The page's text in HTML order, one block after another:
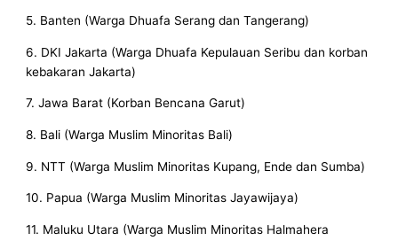
5. Banten (Warga Dhuafa Serang dan Tangerang)
6. DKI Jakarta (Warga Dhuafa Kepulauan Seribu dan korban
kebakaran Jakarta)
7. Jawa Barat (Korban Bencana Garut)
8. Bali (Warga Muslim Minoritas Bali)
9. NTT (Warga Muslim Minoritas Kupang, Ende dan Sumba)
10. Papua (Warga Muslim Minoritas Jayawijaya)
11. Maluku Utara (Warga Muslim Minoritas Halmahera